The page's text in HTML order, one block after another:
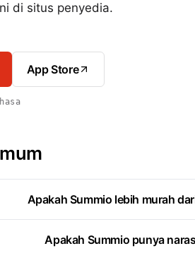
di situs penyedia.
App Store
Apakah Summio lebih murah
Apakah Summio punya